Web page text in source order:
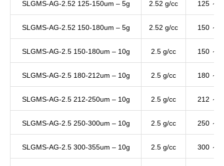
SLGMS-AG-2.52 125-150um – 5g 2.52 g/cc 125 ～
SLGMS-AG-2.52 150-180um – 5g 2.52 g/cc 150 ～
SLGMS-AG-2.5 150-180um – 10g 2.5 g/cc 150 ～
SLGMS-AG-2.5 180-212um – 10g 2.5 g/cc 180 ～
SLGMS-AG-2.5 212-250um – 10g 2.5 g/cc 212 ～
SLGMS-AG-2.5 250-300um – 10g 2.5 g/cc 250 ～
SLGMS-AG-2.5 300-355um – 10g 2.5 g/cc 300 ～